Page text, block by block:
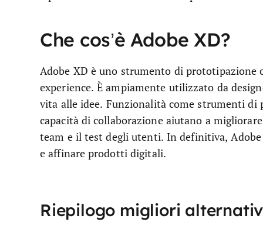
Che cos’è Adobe XD?
Adobe XD è uno strumento di prototipazione
experience. È ampiamente utilizzato da
vita alle idee. Funzionalità come strumenti
capacità di collaborazione aiutano a
team e il test degli utenti. In definitiva,
e affinare prodotti digitali.
Riepilogo migliori